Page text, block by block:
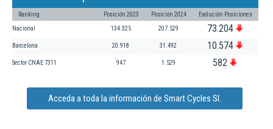
Ranking Posición 2023 Posición 2024 Evolución Posiciones
Nacional 134.325 207.529 73.204
Barcelona 20.918 31.492 10.574
Sector CNAE 7311 947 1.529 582
Acceda a toda la información de Smart Cycles Sl.